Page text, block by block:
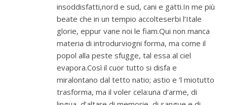
insoddisfatti,nord e sud, cani e gatti.In me più
beate che in un tempio accolteserbi l’Itale
glorie, eppur vane noi le fiam.Qui non manca
materia di introdurviogni forma, ma come il
popol alla peste sfugge, tal essa al ciel
evapora.Così il cuor tutto si disfa e
miralontano dal tetto natio; astio e ‘l miotutto
trasforma, ma il voler cela:una d’arme, di